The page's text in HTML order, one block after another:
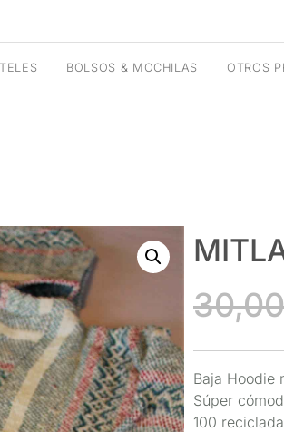
BOLSOS & MOCHILAS OTROS
30,00
Baja Hoodie
Súper
100